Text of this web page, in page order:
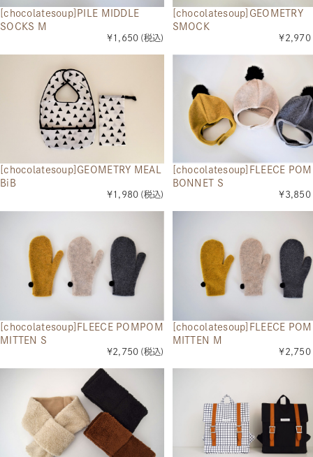
[chocolatesoup]PILE MIDDLE
SOCKS M
¥1,650 (税込)
[chocolatesoup]GEOMETRY
SMOCK
¥2,970
[chocolatesoup]GEOMETRY MEAL
BiB
¥1,980 (税込)
[chocolatesoup]FLEECE
BONNET S
¥3,850
[chocolatesoup]FLEECE POMPOM
MITTEN S
¥2,750 (税込)
[chocolatesoup]FLEECE
MITTEN M
¥2,750